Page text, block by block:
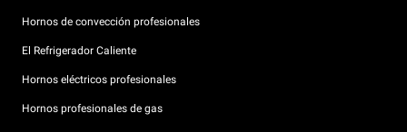
Hornos de convección profesionales
El Refrigerador Caliente
Hornos eléctricos profesionales
Hornos profesionales de gas